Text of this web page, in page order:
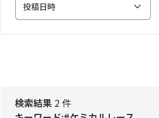
投稿日時
検索結果 2 件